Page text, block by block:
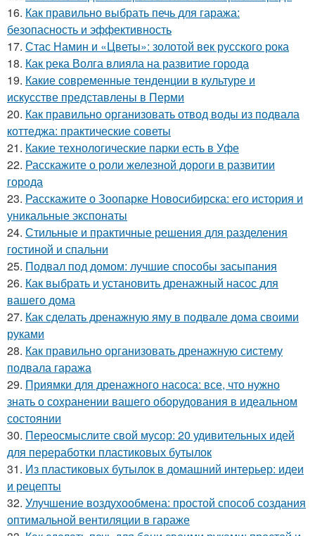
16. Как правильно выбрать печь для гаража:
безопасность и эффективность
17. Стас Намин и «Цветы»: золотой век русского рока
18. Как река Волга влияла на развитие города
19. Какие современные тенденции в культуре и
искусстве представлены в Перми
20. Как правильно организовать отвод воды из подвала
коттеджа: практические советы
21. Какие технологические парки есть в Уфе
22. Расскажите о роли железной дороги в развитии
города
23. Расскажите о Зоопарке Новосибирска: его история и
уникальные экспонаты
24. Стильные и практичные решения для разделения
гостиной и спальни
25. Подвал под домом: лучшие способы засыпания
26. Как выбрать и установить дренажный насос для
вашего дома
27. Как сделать дренажную яму в подвале дома своими
руками
28. Как правильно организовать дренажную систему
подвала гаража
29. Приямки для дренажного насоса: все, что нужно
знать о сохранении вашего оборудования в идеальном
состоянии
30. Переосмыслите свой мусор: 20 удивительных идей
для переработки пластиковых бутылок
31. Из пластиковых бутылок в домашний интерьер: идеи
и рецепты
32. Улучшение воздухообмена: простой способ создания
оптимальной вентиляции в гараже